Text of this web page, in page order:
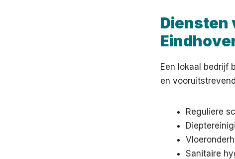
Diensten
Een lokaal bedrijf
en
Reguliere
Sanitaire